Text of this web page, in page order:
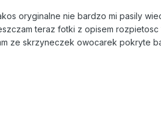
oryginalne nie bardzo mi pasily
teraz fotki z opisem rozpietosc
ze skrzyneczek owocarek pokryte